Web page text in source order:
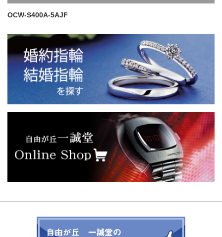
OCW-S400A-5AJF